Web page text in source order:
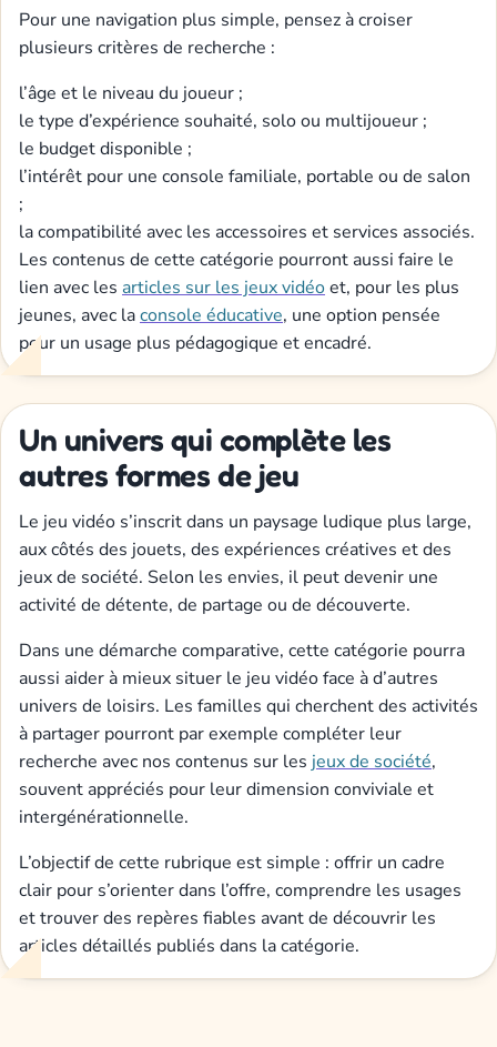
Pour une navigation plus simple, pensez à croiser
plusieurs critères de recherche :
l’âge et le niveau du joueur ;
le type d’expérience souhaité, solo ou multijoueur ;
le budget disponible ;
l’intérêt pour une console familiale, portable ou de salon
;
la compatibilité avec les accessoires et services associés.
Les contenus de cette catégorie pourront aussi faire le
lien avec les articles sur les jeux vidéoet, pour les plus
jeunes, avec laconsole éducative, une option pensée
pour un usage plus pédagogique et encadré.
Un univers qui complète les
autres formes de jeu
Le jeu vidéo s’inscrit dans un paysage ludique plus large,
aux côtés des jouets, des expériences créatives et des
jeux de société. Selon les envies, il peut devenir une
activité de détente, de partage ou de découverte.
Dans une démarche comparative, cette catégorie pourra
aussi aider à mieux situer le jeu vidéo face à d’autres
univers de loisirs. Les familles qui cherchent des activités
à partager pourront par exemple compléter leur
recherche avec nos contenus sur les jeux de société,
souvent appréciés pour leur dimension conviviale et
intergénérationnelle.
L’objectif de cette rubrique est simple : offrir un cadre
clair pour s’orienter dans l’offre, comprendre les usages
et trouver des repères fiables avant de découvrir les
articles détaillés publiés dans la catégorie.